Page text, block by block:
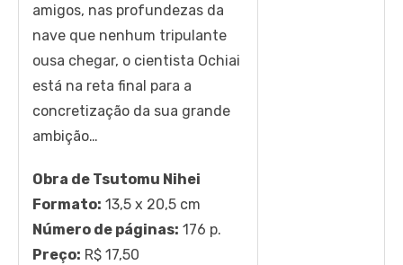
amigos, nas profundezas da
nave que nenhum tripulante
ousa chegar, o cientista Ochiai
está na reta final para a
concretização da sua grande
ambição…
Obra de Tsutomu Nihei
Formato: 13,5 x 20,5 cm
Número de páginas: 176 p.
Preço: R$ 17,50